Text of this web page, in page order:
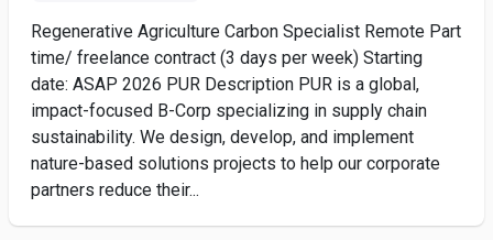
Regenerative Agriculture Carbon Specialist Remote Part
time/ freelance contract (3 days per week) Starting
date: ASAP 2026 PUR Description PUR is a global,
impact-focused B-Corp specializing in supply chain
sustainability. We design, develop, and implement
nature-based solutions projects to help our corporate
partners reduce their...